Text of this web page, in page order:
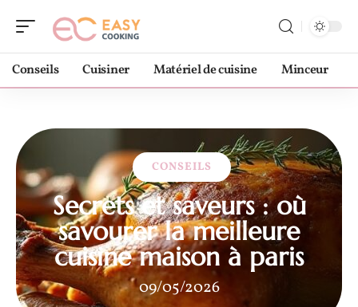
Conseils Cuisiner Matériel de cuisine Minceur
CONSEILS
Secrets et saveurs : où
savourer la meilleure
cuisine maison à paris
09/05/2026